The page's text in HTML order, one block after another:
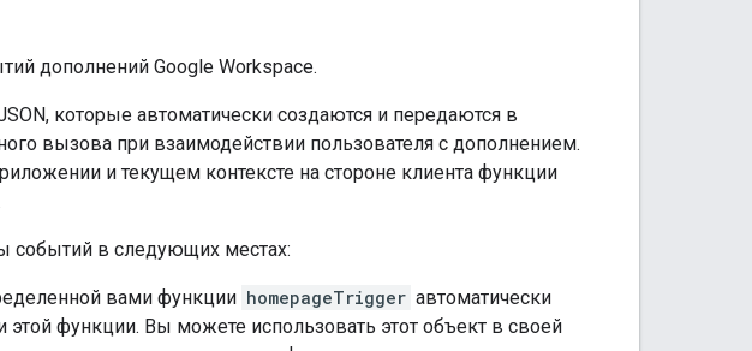
дополнений Google Workspace.
которые автоматически создаются и передаются в
вызова при взаимодействии пользователя с дополнением.
и текущем контексте на стороне клиента функции
событий в следующих местах:
вами функции homepageTrigger автоматически
этой функции. Вы можете использовать этот объект в своей